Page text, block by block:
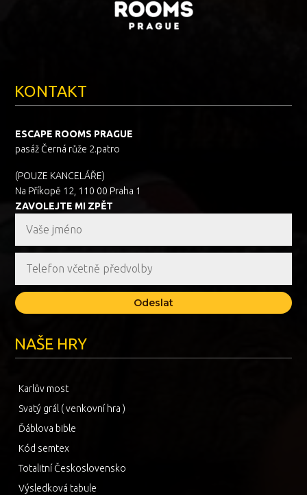
KONTAKT
ESCAPE ROOMS PRAGUE
pasáž Černá růže 2.patro
(POUZE KANCELÁŘE)
Na Příkopě 12, 110 00 Praha 1
ZAVOLEJTE MI ZPĚT
Odeslat
NAŠE HRY
Karlův most
Svatý grál ( venkovní hra )
Ďáblova bible
Kód semtex
Totalitní Československo
Výsledková tabule